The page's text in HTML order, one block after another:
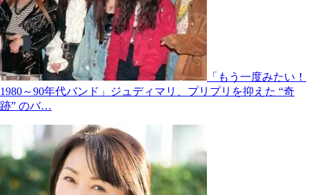
「もう一度みたい！
1980～90年代バンド」ジュディマリ、プリプリを抑えた “奇
跡” のバ…